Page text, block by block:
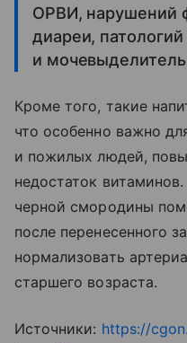
ОРВИ, нарушений
диареи,
и
Кроме того, такие
что особенно важно
и пожилых людей,
недостаток
черной смородины
после перенесенного
нормализовать
старшего возраста.
Источники: https://